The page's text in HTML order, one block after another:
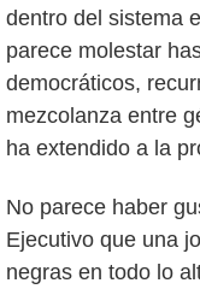
dentro del sistema
parece molestar
democráticos,
mezcolanza entre
ha extendido a la
No parece haber
Ejecutivo que una
negras en todo lo